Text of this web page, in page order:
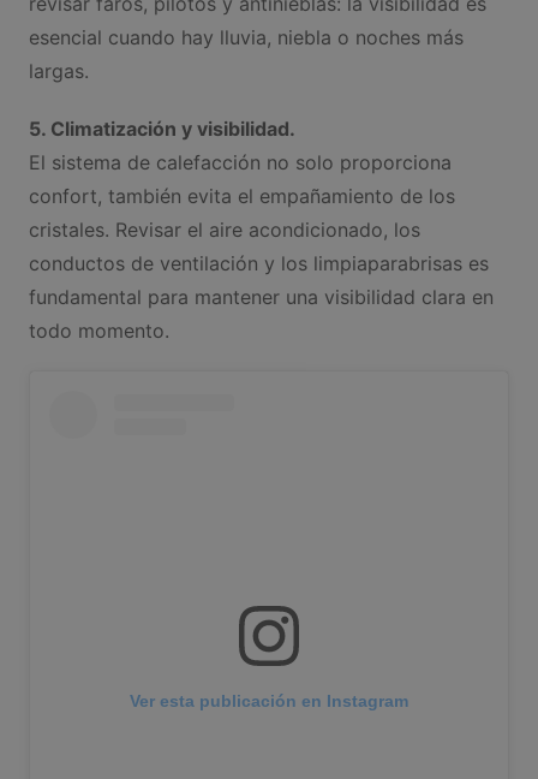
esencial cuando hay lluvia, niebla o noches más
largas.
5. Climatización y visibilidad.
El sistema de calefacción no solo proporciona
confort, también evita el empañamiento de los
cristales. Revisar el aire acondicionado, los
conductos de ventilación y los limpiaparabrisas es
fundamental para mantener una visibilidad clara en
todo momento.
Ver esta publicación en Instagram